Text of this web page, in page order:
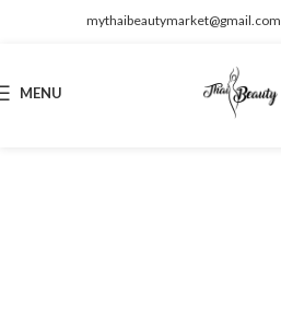
mythaibeautymarket@gmail.com
MENU